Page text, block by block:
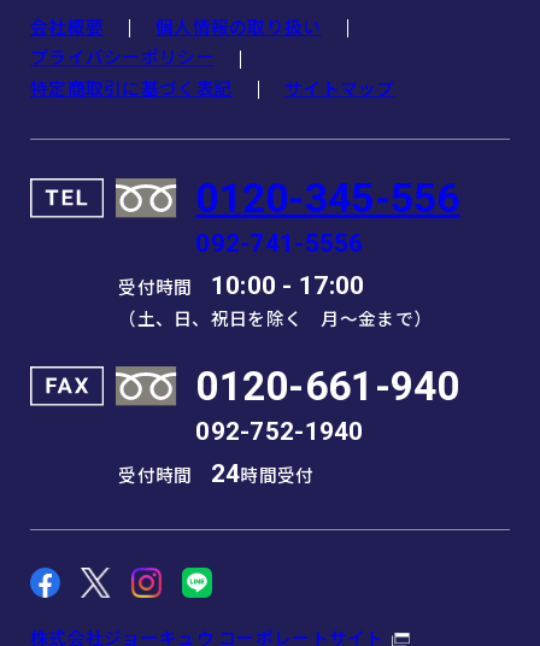
会社概要
個人情報の取り扱い
プライバシーポリシー
特定商取引に基づく表記
サイトマップ
0120-345-556
092-741-5556
受付時間 10:00 - 17:00
（土、日、祝日を除く 月～金まで）
0120-661-940
092-752-1940
受付時間 24時間受付
株式会社ジョーキュウ コーポレートサイト